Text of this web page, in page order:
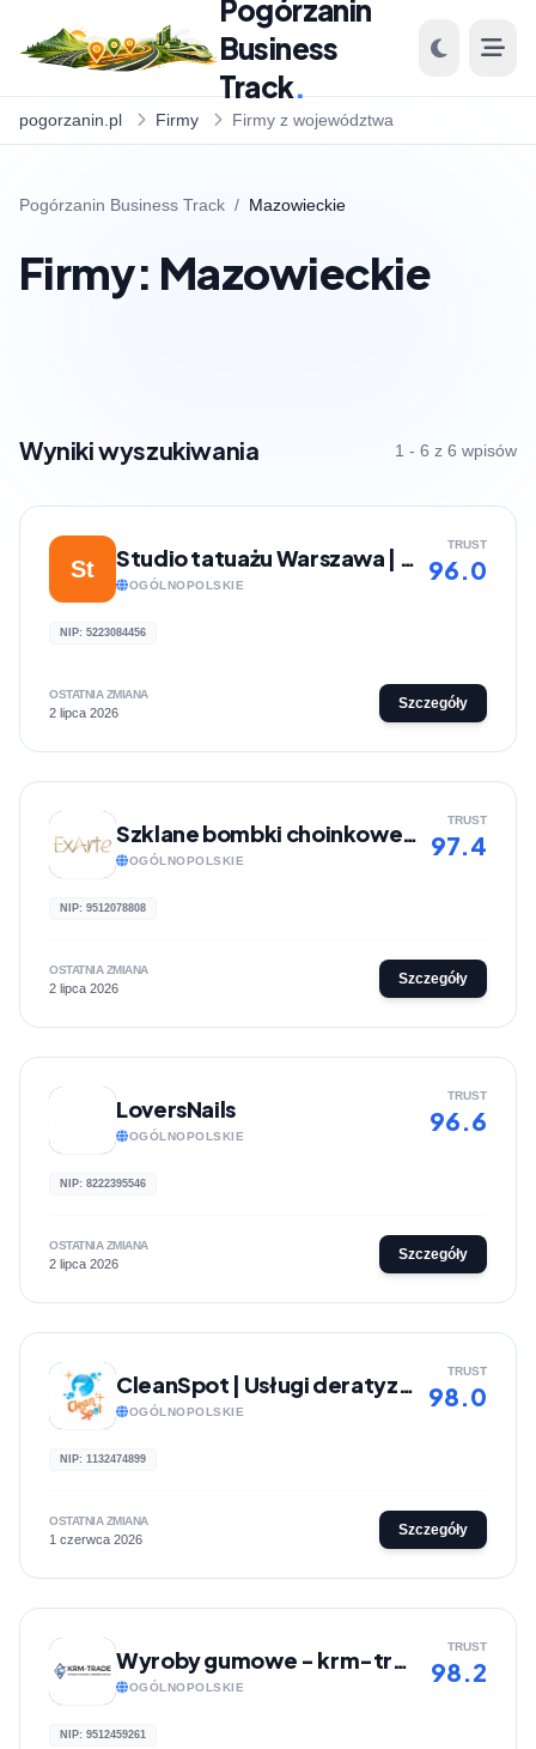
Pogórzanin
Business
Track.
pogorzanin.pl Firmy Firmy z województwa
Pogórzanin Business Track / Mazowieckie
Firmy: Mazowieckie
Wyniki wyszukiwania 1 - 6 z 6 wpisów
St Studio tatuażu Warszawa | Lunatyk Studio
OGÓLNOPOLSKIE
TRUST
96.0
NIP: 5223084456
OSTATNIA ZMIANA
2 lipca 2026
Szczegóły
Szklane bombki choinkowe ExArte
OGÓLNOPOLSKIE
TRUST
97.4
NIP: 9512078808
OSTATNIA ZMIANA
2 lipca 2026
Szczegóły
LoversNails
OGÓLNOPOLSKIE
TRUST
96.6
NIP: 8222395546
OSTATNIA ZMIANA
2 lipca 2026
Szczegóły
CleanSpot | Usługi deratyzacji, dezynsekcji, dezodoryzacji, sprzątania i prania wykładzin
OGÓLNOPOLSKIE
TRUST
98.0
NIP: 1132474899
OSTATNIA ZMIANA
1 czerwca 2026
Szczegóły
Wyroby gumowe - krm-trade.pl
OGÓLNOPOLSKIE
TRUST
98.2
NIP: 9512459261